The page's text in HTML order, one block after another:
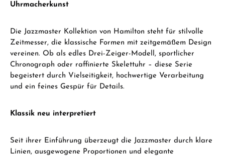
Uhrmacherkunst
Die Jazzmaster Kollektion von Hamilton steht für stilvolle
Zeitmesser, die klassische Formen mit zeitgemäßem Design
vereinen. Ob als edles Drei-Zeiger-Modell, sportlicher
Chronograph oder raffinierte Skelettuhr – diese Serie
begeistert durch Vielseitigkeit, hochwertige Verarbeitung
und ein feines Gespür für Details.
Klassik neu interpretiert
Seit ihrer Einführung überzeugt die Jazzmaster durch klare
Linien, ausgewogene Proportionen und elegante